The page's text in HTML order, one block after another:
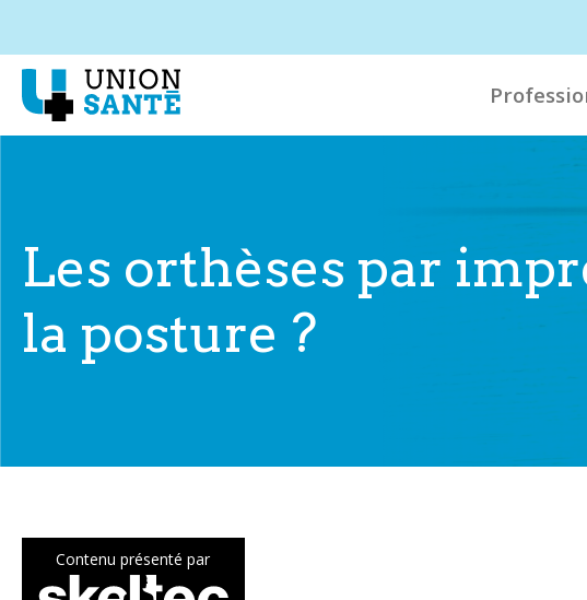
Les orthèses par
la posture ?
Contenu présenté par